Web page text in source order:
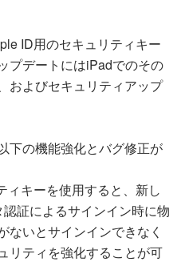
ID用のセキュリティキー
プデートにはiPadでのその
およびセキュリティアップ
下の機能強化とバグ修正が
ィキーを使用すると、新し
証によるサインイン時に物
ないとサインインできなく
リティを強化することが可